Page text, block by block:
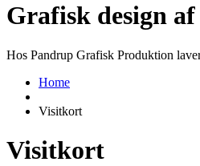
Grafisk design
Hos Pandrup Grafisk Produktion
Home
Visitkort
Visitkort